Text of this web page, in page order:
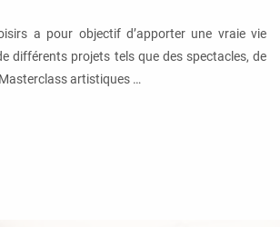
a pour objectif d’apporter une vraie vie
différents projets tels que des spectacles, de
artistiques …